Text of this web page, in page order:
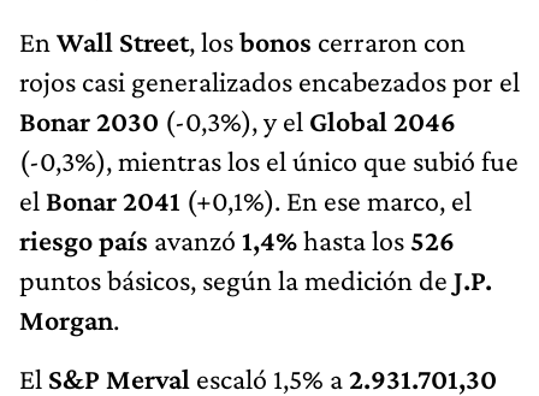
En Wall Street, losbonos cerraron con
rojos casi generalizados encabezados por el
Bonar 2030 (-0,3%), y el Global 2046
(-0,3%), mientras los el único que subió fue
el Bonar 2041 (+0,1%). En ese marco, el
riesgo país avanzó 1,4%hasta los 526
puntos básicos, según la medición de J.P.
Morgan.
El S&P Merval escaló 1,5% a2.931.701,30